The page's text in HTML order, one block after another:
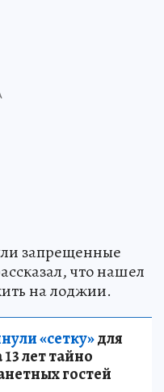
запрещенные
что нашел
на лоджии.
«сетку»для
лет тайно
гостей